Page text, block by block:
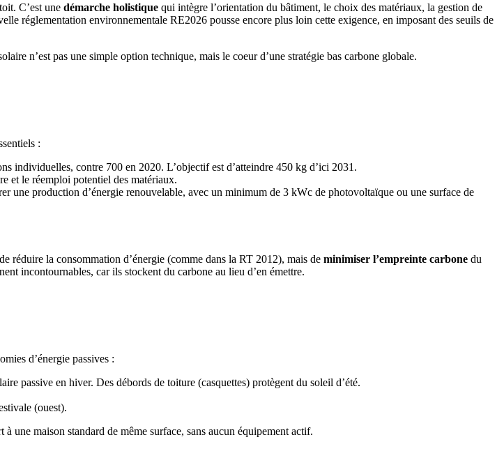
C’est une démarche holistique qui intègre l’orientation du bâtiment, le choix des matériaux, la gestion de
réglementation environnementale RE2026 pousse encore plus loin cette exigence, en imposant des seuils de
n’est pas une simple option technique, mais le coeur d’une stratégie bas carbone globale.
:
individuelles, contre 700 en 2020. L’objectif est d’atteindre 450 kg d’ici 2031.
et le réemploi potentiel des matériaux.
une production d’énergie renouvelable, avec un minimum de 3 kWc de photovoltaïque ou une surface de
réduire la consommation d’énergie (comme dans la RT 2012), mais de minimiser l’empreinte carbone du
incontournables, car ils stockent du carbone au lieu d’en émettre.
d’énergie passives :
passive en hiver. Des débords de toiture (casquettes) protègent du soleil d’été.
(ouest).
à une maison standard de même surface, sans aucun équipement actif.